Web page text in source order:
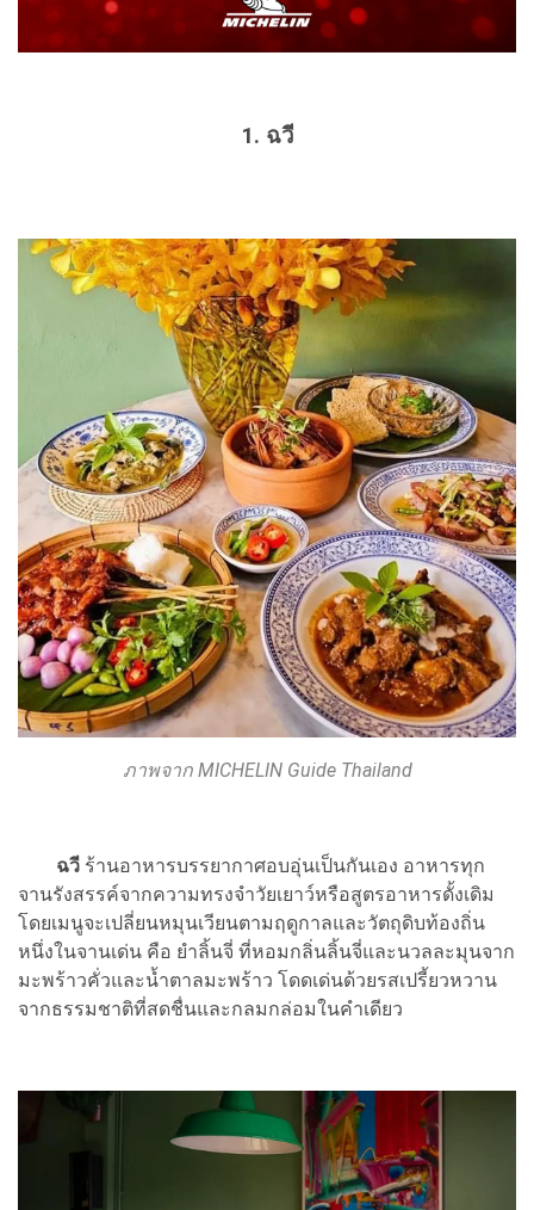
1. ฉวี
ภาพจาก MICHELIN Guide Thailand
ฉวี ร้านอาหารบรรยากาศอบอุ่นเป็นกันเอง อาหารทุก
จานรังสรรค์จากความทรงจำวัยเยาว์หรือสูตรอาหารดั้งเดิม
โดยเมนูจะเปลี่ยนหมุนเวียนตามฤดูกาลและวัตถุดิบท้องถิ่น
หนึ่งในจานเด่น คือ ยำลิ้นจี่ ที่หอมกลิ่นลิ้นจี่และนวลละมุนจาก
มะพร้าวคั่วและน้ำตาลมะพร้าว โดดเด่นด้วยรสเปรี้ยวหวาน
จากธรรมชาติที่สดชื่นและกลมกล่อมในคำเดียว